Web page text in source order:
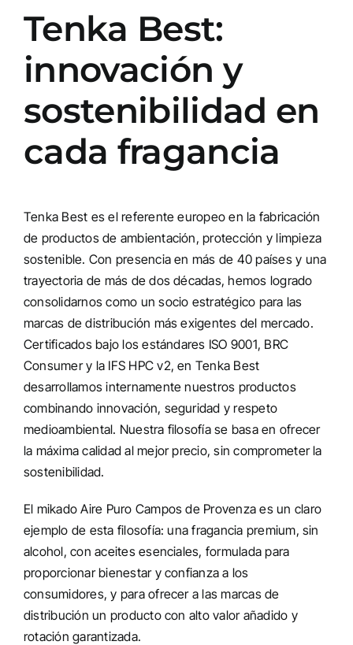
Tenka Best:
innovación y
sostenibilidad en
cada fragancia
Tenka Best es el referente europeo en la fabricación
de productos de ambientación, protección y limpieza
sostenible. Con presencia en más de 40 países y una
trayectoria de más de dos décadas, hemos logrado
consolidarnos como un socio estratégico para las
marcas de distribución más exigentes del mercado.
Certificados bajo los estándares ISO 9001, BRC
Consumer y la IFS HPC v2, en Tenka Best
desarrollamos internamente nuestros productos
combinando innovación, seguridad y respeto
medioambiental. Nuestra filosofía se basa en ofrecer
la máxima calidad al mejor precio, sin comprometer la
sostenibilidad.
El mikado Aire Puro Campos de Provenza es un claro
ejemplo de esta filosofía: una fragancia premium, sin
alcohol, con aceites esenciales, formulada para
proporcionar bienestar y confianza a los
consumidores, y para ofrecer a las marcas de
distribución un producto con alto valor añadido y
rotación garantizada.